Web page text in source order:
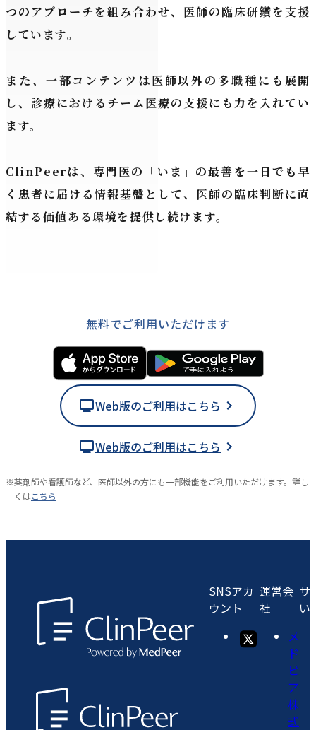
つのアプローチを組み合わせ、医師の臨床研鑽を支援
しています。
また、一部コンテンツは医師以外の多職種にも展開
し、診療におけるチーム医療の支援にも力を入れてい
ます。
ClinPeerは、 専門医の「いま」の最善を一日でも早
く患者に届ける情報基盤 として、医師の臨床判断に直
結する価値ある環境を提供し続けます。
無料でご利用いただけます
Web版のご利用はこちら
Web版のご利用はこちら
※薬剤師や看護師など、医師以外の方にも一部機能をご利用いただけます。詳し
くはこちら
SNSアカ
ウント
運営会
社
メ
ド
ピ
ア
株
式
サ
い